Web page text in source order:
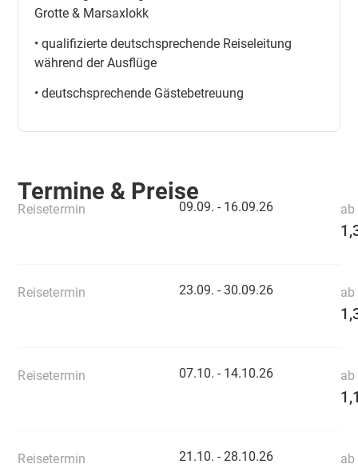
Grotte & Marsaxlokk
• qualifizierte deutschsprechende Reiseleitung
während der Ausflüge
• deutschsprechende Gästebetreuung
Termine & Preise
Reisetermin 09.09. - 16.09.26 ab
Reisetermin 23.09. - 30.09.26 ab
Reisetermin 07.10. - 14.10.26 ab
Reisetermin 21.10. - 28.10.26 ab